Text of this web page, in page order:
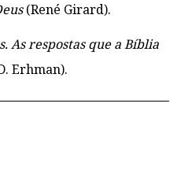
(René Girard).
As respostas que a Bíblia
Erhman).